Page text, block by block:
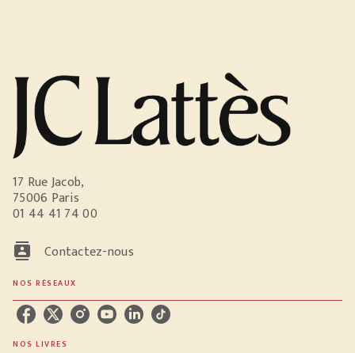
17 Rue Jacob,
75006 Paris
01 44 41 74 00
contacts Contactez-nous
NOS RÉSEAUX
NOS LIVRES